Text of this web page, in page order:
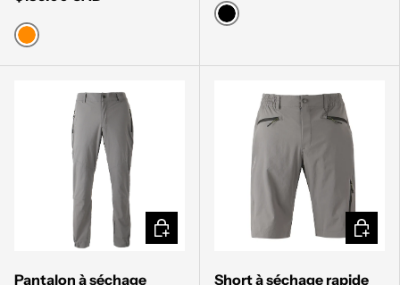
ORANGE
BLACK
Pantalon à séchage
CHOISIR LES OPTIONS
Short à séchage rapide